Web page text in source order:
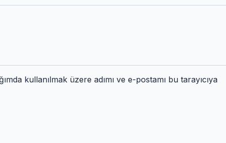
kullanılmak üzere adımı ve e-postamı bu tarayıcıya